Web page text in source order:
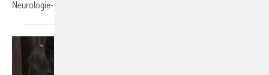
Neurologie-Update-Seminar am 23. und 24. Februar 2024 in